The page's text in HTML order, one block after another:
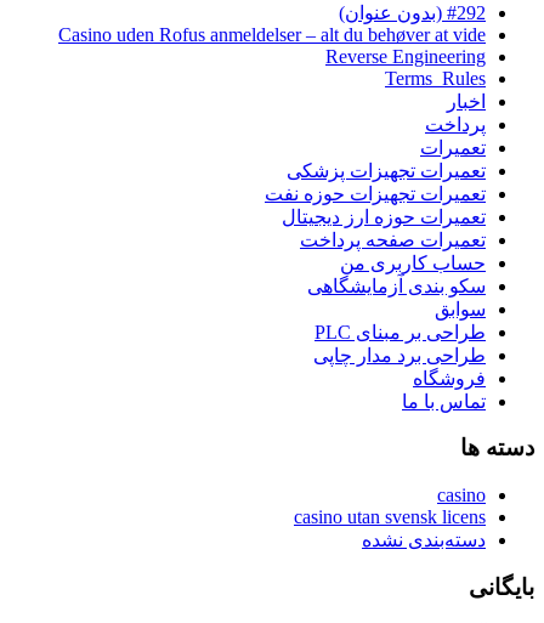
#292 (بدون عنوان)
Casino uden Rofus anmeldelser – alt du behøver at vide
Reverse Engineering
Terms_Rules
اخبار
پرداخت
تعمیرات
تعمیرات تجهیزات پزشکی
تعمیرات تجهیزات حوزه نفت
تعمیرات حوزه ارز دیجیتال
تعمیرات صفحه پرداخت
حساب کاربری من
سکو بندی آزمایشگاهی
سوابق
طراحی بر مبنای PLC
طراحی برد مدار چاپی
فروشگاه
تماس با ما
دسته ها
casino
casino utan svensk licens
دسته‌بندی نشده
بایگانی